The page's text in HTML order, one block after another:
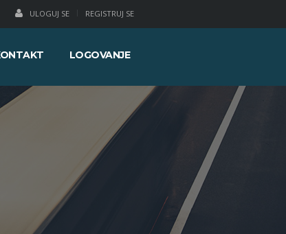
ULOGUJ SE REGISTRUJ SE
LOGOVANJE